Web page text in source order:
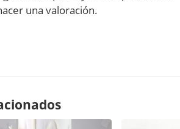
una valoración.